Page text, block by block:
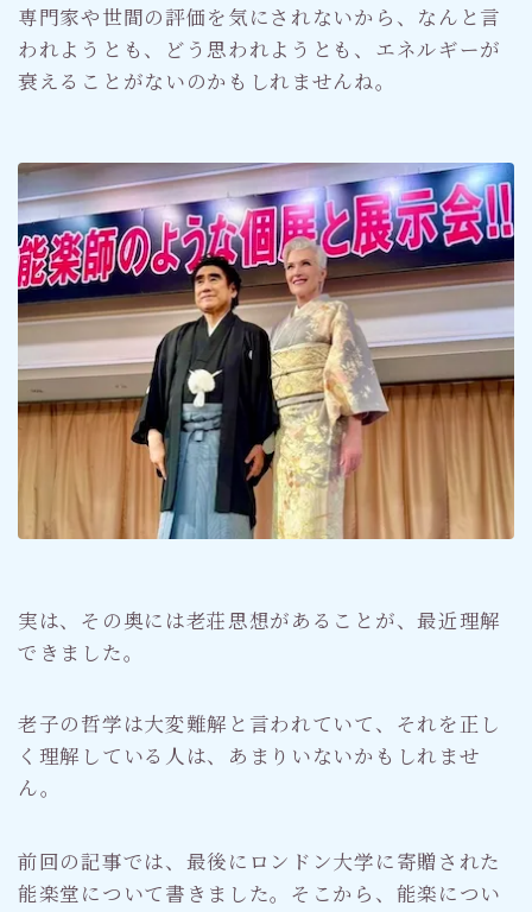
専門家や世間の評価を気にされないから、なんと言
われようとも、どう思われようとも、エネルギーが
衰えることがないのかもしれませんね。
実は、その奥には老荘思想があることが、最近理解
できました。
老子の哲学は大変難解と言われていて、それを正し
く理解している人は、あまりいないかもしれませ
ん。
前回の記事では、最後にロンドン大学に寄贈された
能楽堂について書きました。そこから、能楽につい